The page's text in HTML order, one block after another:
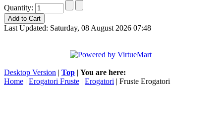
Quantity:
Last Updated: Saturday, 08 August 2026 07:48
Desktop Version | Top | You are here:
Home | Erogatori Fruste | Erogatori | Fruste Erogatori